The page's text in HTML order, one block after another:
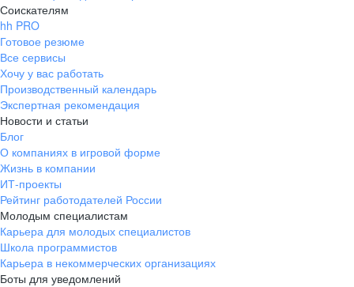
Соискателям
hh PRO
Готовое резюме
Все сервисы
Хочу у вас работать
Производственный календарь
Экспертная рекомендация
Новости и статьи
Блог
О компаниях в игровой форме
Жизнь в компании
ИТ-проекты
Рейтинг работодателей России
Молодым специалистам
Карьера для молодых специалистов
Школа программистов
Карьера в некоммерческих организациях
Боты для уведомлений